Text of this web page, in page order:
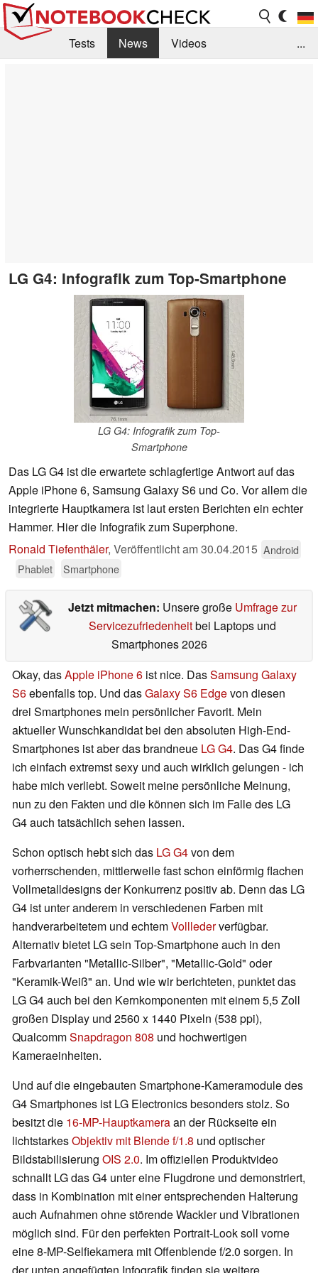
Tests News
Videos
...
LG G4: Infografik zum Top-Smartphone
LG G4: Infografik zum Top-
Smartphone
Das LG G4 ist die erwartete schlagfertige Antwort auf das
Apple iPhone 6, Samsung Galaxy S6 und Co. Vor allem die
integrierte Hauptkamera ist laut ersten Berichten ein echter
Hammer. Hier die Infografik zum Superphone.
Ronald Tiefenthäler, Veröffentlicht am30.04.2015 Android
Phablet
Smartphone
Jetzt mitmachen: Unsere große Umfrage zur
Servicezufriedenheitbei Laptops und
Smartphones 2026
Okay, dasApple iPhone 6 ist nice. DasSamsung Galaxy
S6ebenfalls top. Und dasGalaxy S6 Edgevon diesen
drei Smartphones mein persönlicher Favorit. Mein
aktueller Wunschkandidat bei den absoluten High-End-
Smartphones ist aber das brandneue LG G4. Das G4 finde
ich einfach extremst sexy und auch wirklich gelungen - ich
habe mich verliebt. Soweit meine persönliche Meinung,
nun zu den Fakten und die können sich im Falle des LG
G4 auch tatsächlich sehen lassen.
Schon optisch hebt sich das LG G4von dem
vorherrschenden, mittlerweile fast schon einförmig flachen
Vollmetalldesigns der Konkurrenz positiv ab. Denn das LG
G4 ist unter anderem in verschiedenen Farben mit
handverarbeitetem und echtemVolllederverfügbar.
Alternativ bietet LG sein Top-Smartphone auch in den
Farbvarianten "Metallic-Silber", "Metallic-Gold" oder
"Keramik-Weiß" an. Und wie wir berichteten, punktet das
LG G4 auch bei den Kernkomponenten mit einem 5,5 Zoll
großen Display und 2560 x 1440 Pixeln (538 ppi),
QualcommSnapdragon 808 und hochwertigen
Kameraeinheiten.
Und auf die eingebauten Smartphone-Kameramodule des
G4 Smartphones ist LG Electronics besonders stolz. So
besitzt die 16-MP-Hauptkameraan der Rückseite ein
lichtstarkesObjektiv mit Blende f/1.8 und optischer
Bildstabilisierung OIS 2.0. Im offiziellen Produktvideo
schnallt LG das G4 unter eine Flugdrone und demonstriert,
dass in Kombination mit einer entsprechenden Halterung
auch Aufnahmen ohne störende Wackler und Vibrationen
möglich sind. Für den perfekten Portrait-Look soll vorne
eine 8-MP-Selfiekamera mit Offenblende f/2.0 sorgen. In